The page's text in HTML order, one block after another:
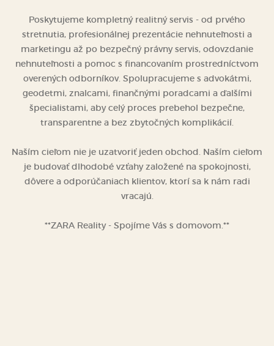
Poskytujeme kompletný realitný servis - od prvého
stretnutia, profesionálnej prezentácie nehnuteľnosti a
marketingu až po bezpečný právny servis, odovzdanie
nehnuteľnosti a pomoc s financovaním prostredníctvom
overených odborníkov. Spolupracujeme s advokátmi,
geodetmi, znalcami, finančnými poradcami a ďalšími
špecialistami, aby celý proces prebehol bezpečne,
transparentne a bez zbytočných komplikácií.
Naším cieľom nie je uzatvoriť jeden obchod. Naším cieľom
je budovať dlhodobé vzťahy založené na spokojnosti,
dôvere a odporúčaniach klientov, ktorí sa k nám radi
vracajú.
**ZARA Reality - Spojíme Vás s domovom.**